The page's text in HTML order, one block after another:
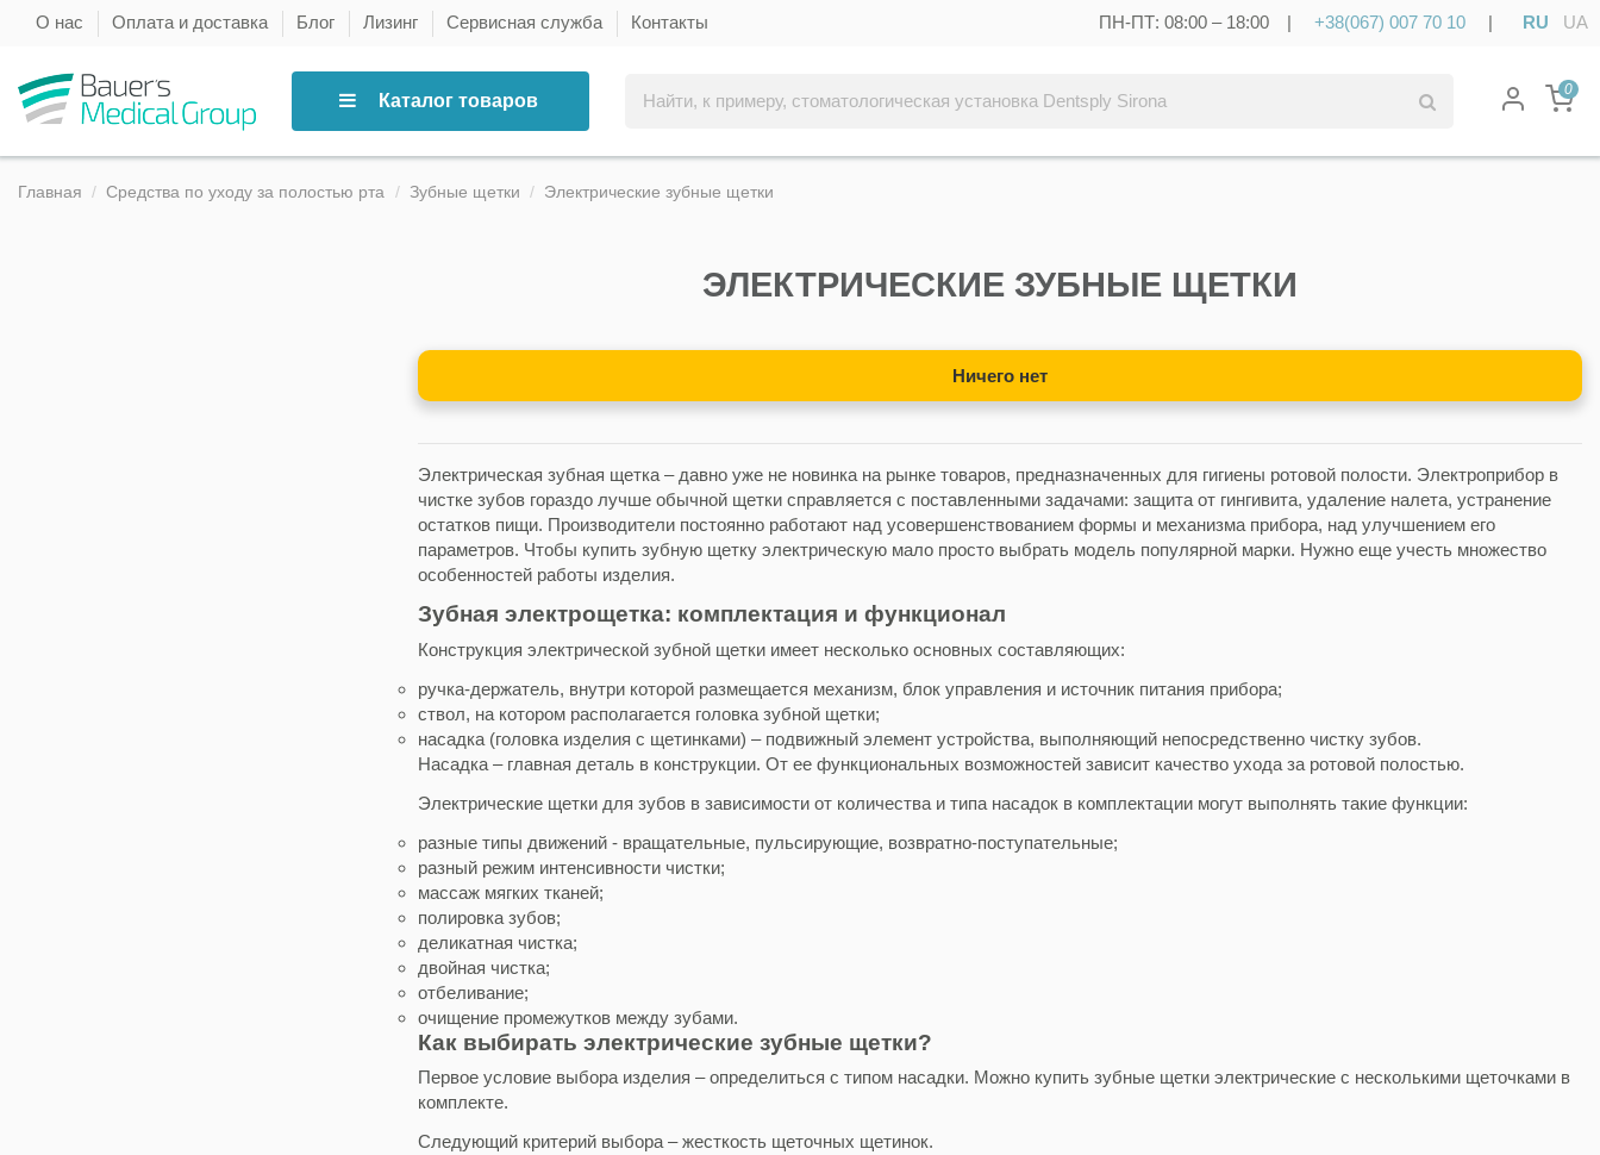
О нас Оплата и доставка Блог Лизинг Сервисная служба Контакты ПН-ПТ: 08:00 – 18:00 | +38(067) 007 70 10 | RU UA
Каталог товаров
0
Главная Средства по уходу за полостью рта Зубные щетки Электрические зубные щетки
ЭЛЕКТРИЧЕСКИЕ ЗУБНЫЕ ЩЕТКИ
Ничего нет
Электрическая зубная щетка – давно уже не новинка на рынке товаров, предназначенных для гигиены ротовой полости. Электроприбор в
чистке зубов гораздо лучше обычной щетки справляется с поставленными задачами: защита от гингивита, удаление налета, устранение
остатков пищи. Производители постоянно работают над усовершенствованием формы и механизма прибора, над улучшением его
параметров. Чтобы купить зубную щетку электрическую мало просто выбрать модель популярной марки. Нужно еще учесть множество
особенностей работы изделия.
Зубная электрощетка: комплектация и функционал
Конструкция электрической зубной щетки имеет несколько основных составляющих:
ручка-держатель, внутри которой размещается механизм, блок управления и источник питания прибора;
ствол, на котором располагается головка зубной щетки;
насадка (головка изделия с щетинками) – подвижный элемент устройства, выполняющий непосредственно чистку зубов.
Насадка – главная деталь в конструкции. От ее функциональных возможностей зависит качество ухода за ротовой полостью.
Электрические щетки для зубов в зависимости от количества и типа насадок в комплектации могут выполнять такие функции:
разные типы движений - вращательные, пульсирующие, возвратно-поступательные;
разный режим интенсивности чистки;
массаж мягких тканей;
полировка зубов;
деликатная чистка;
двойная чистка;
отбеливание;
очищение промежутков между зубами.
Как выбирать электрические зубные щетки?
Первое условие выбора изделия – определиться с типом насадки. Можно купить зубные щетки электрические с несколькими щеточками в
комплекте.
Следующий критерий выбора – жесткость щеточных щетинок.